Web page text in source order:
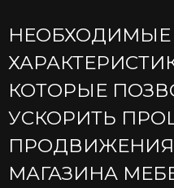
НЕОБХОДИМЫЕ
КОТОРЫЕ
УСКОРИТЬ
ПРОДВИЖЕНИЯ
МАГАЗИНА